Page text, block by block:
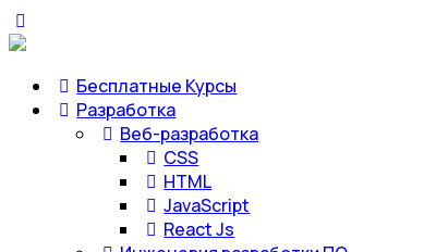
Бесплатные Курсы
Разработка
Веб-разработка
CSS
HTML
JavaScript
React Js